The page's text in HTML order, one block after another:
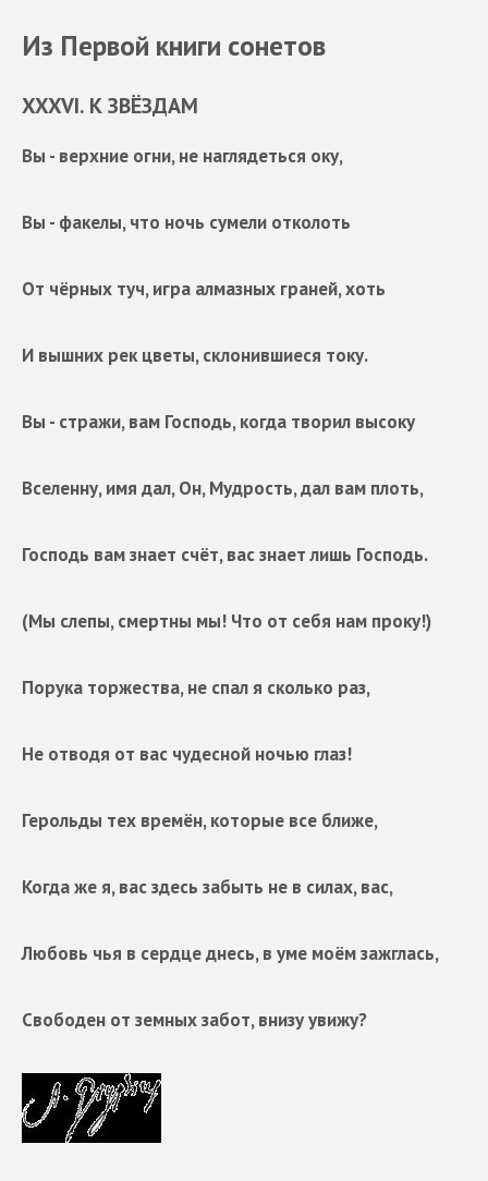
Из Первой книги сонетов
XXXVI. К ЗВЁЗДАМ
Вы - верхние огни, не наглядеться оку,
Вы - факелы, что ночь сумели отколоть
От чёрных туч, игра алмазных граней, хоть
И вышних рек цветы, склонившиеся току.
Вы - стражи, вам Господь, когда творил высоку
Вселенну, имя дал, Он, Мудрость, дал вам плоть,
Господь вам знает счёт, вас знает лишь Господь.
(Мы слепы, смертны мы! Что от себя нам проку!)
Порука торжества, не спал я сколько раз,
Не отводя от вас чудесной ночью глаз!
Герольды тех времён, которые все ближе,
Когда же я, вас здесь забыть не в силах, вас,
Любовь чья в сердце днесь, в уме моём зажглась,
Свободен от земных забот, внизу увижу?